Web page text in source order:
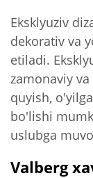
Eksklyuziv
dekorativ va
etiladi.
zamonaviy
quyish,
bo'lishi
uslubga
Valberg